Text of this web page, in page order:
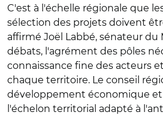
C'est à l'échelle régionale que
sélection des projets doivent
affirmé Joël Labbé, sénateur du
débats, l'agrément des pôles
connaissance fine des acteurs
chaque territoire. Le conseil
développement économique
l'échelon territorial adapté à